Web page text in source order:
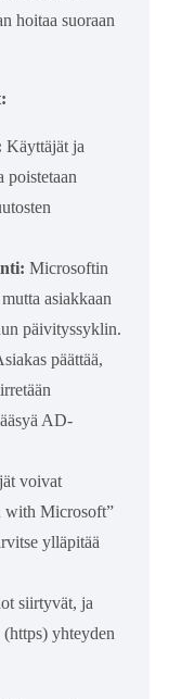
hoitaa suoraan
Käyttäjät ja
poistetaan
Microsoftin
asiakkaan
päivityssyklin.
päättää,
AD-
voivat
with Microsoft”
ylläpitää
siirtyvät, ja
yhteyden